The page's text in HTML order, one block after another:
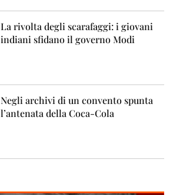
La rivolta degli scarafaggi: i giovani
indiani sfidano il governo Modi
Negli archivi di un convento spunta
l’antenata della Coca-Cola